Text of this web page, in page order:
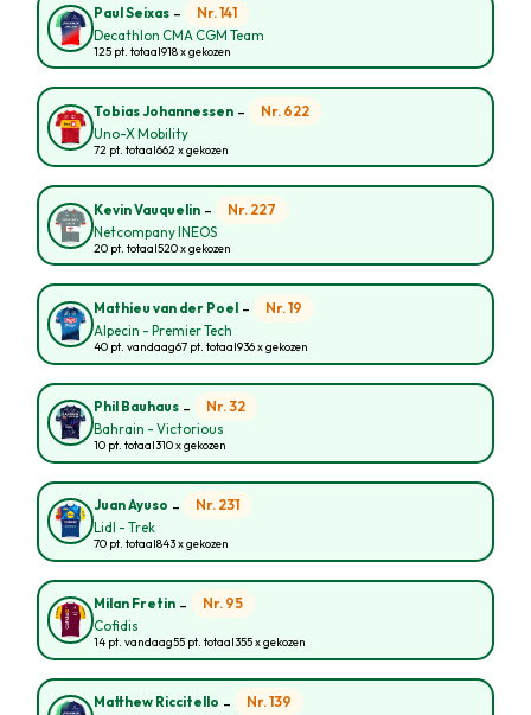
Paul Seixas - Nr. 141
Decathlon CMA CGM Team
125 pt. totaal918 x gekozen
Tobias Johannessen - Nr. 622
Uno-X Mobility
72 pt. totaal662 x gekozen
Kevin Vauquelin - Nr. 227
Netcompany INEOS
20 pt. totaal520 x gekozen
Mathieu van der Poel - Nr. 19
Alpecin - Premier Tech
40 pt. vandaag67 pt. totaal936 x gekozen
Phil Bauhaus - Nr. 32
Bahrain - Victorious
10 pt. totaal310 x gekozen
Juan Ayuso - Nr. 231
Lidl - Trek
70 pt. totaal843 x gekozen
Milan Fretin - Nr. 95
Cofidis
14 pt. vandaag55 pt. totaal355 x gekozen
Matthew Riccitello - Nr. 139